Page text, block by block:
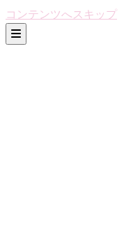
コンテンツへスキップ